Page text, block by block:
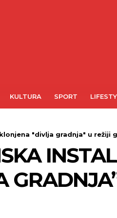
KULTURA SPORT
"divlja gradnja" u režiji